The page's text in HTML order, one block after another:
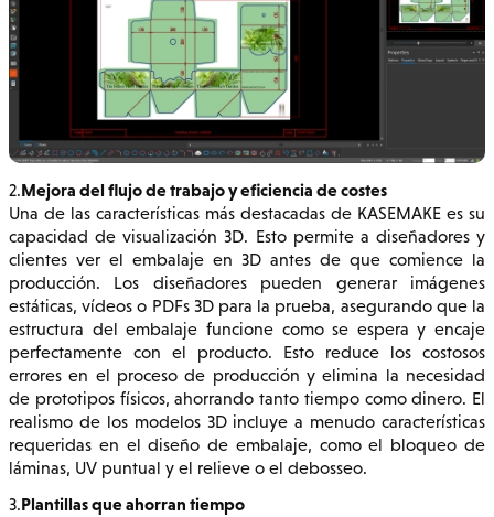
2.Mejora del flujo de trabajo y eficiencia de costes
Una de las características más destacadas de KASEMAKE es su
capacidad de visualización 3D. Esto permite a diseñadores y
clientes ver el embalaje en 3D antes de que comience la
producción. Los diseñadores pueden generar imágenes
estáticas, vídeos o PDFs 3D para la prueba, asegurando que la
estructura del embalaje funcione como se espera y encaje
perfectamente con el producto. Esto reduce los costosos
errores en el proceso de producción y elimina la necesidad
de prototipos físicos, ahorrando tanto tiempo como dinero. El
realismo de los modelos 3D incluye a menudo características
requeridas en el diseño de embalaje, como el bloqueo de
láminas, UV puntual y el relieve o el debosseo.
3.Plantillas que ahorran tiempo